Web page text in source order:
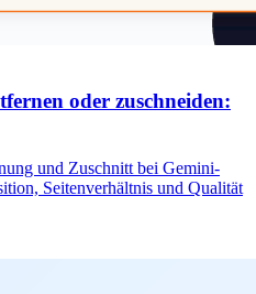
oder zuschneiden:
und Zuschnitt bei Gemini-
Seitenverhältnis und Qualität